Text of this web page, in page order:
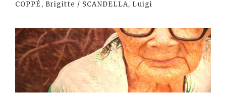
COPPÉ, Brigitte / SCANDELLA, Luigi
Irakurri